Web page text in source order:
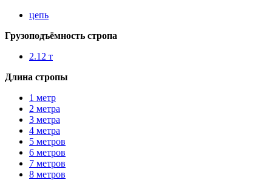
цепь
Грузоподъёмность стропа
2.12 т
Длина стропы
1 метр
2 метра
3 метра
4 метра
5 метров
6 метров
7 метров
8 метров